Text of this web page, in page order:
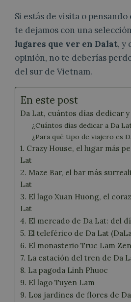
Si estás de visita o
te dejamos con una
lugares que ver en Dalat, y
opinión, no te deberías
del sur de Vietnam.
En este post
Da Lat, cuántos días dedicar
¿Cuántos días dedicar a Da
¿Para qué tipo de viajero es
1. Crazy House, el lugar más
Lat
2. Maze Bar, el bar más
Lat
3. El lago Xuan Huong, el
Lat
4. El mercado de Da Lat: del
5. El teleférico de Da Lat
6. El monasterio Truc Lam Zen
7. La estación del tren de Da
8. La pagoda Linh Phuoc
9. El lago Tuyen Lam
9. Los jardines de flores de